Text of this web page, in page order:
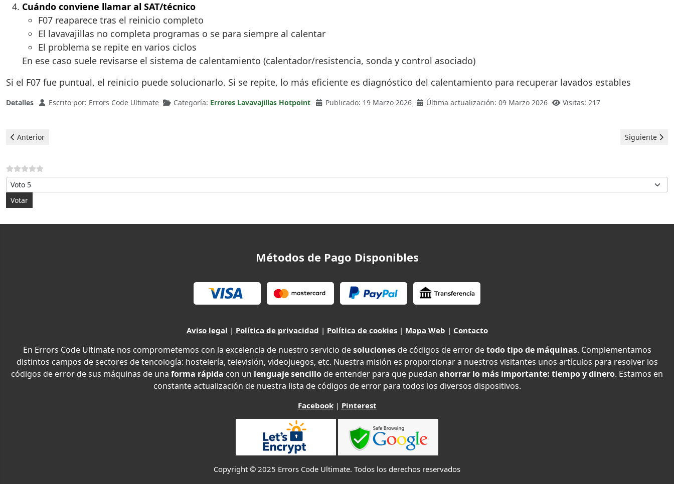
Cuándo conviene llamar al SAT/técnico
F07 reaparece tras el reinicio completo
El lavavajillas no completa programas o se para siempre al calentar
El problema se repite en varios ciclos
En ese caso suele revisarse el sistema de calentamiento (calentador/resistencia, sonda y control asociado)
Si el F07 fue puntual, el reinicio puede solucionarlo. Si se repite, lo más eficiente es diagnóstico del calentamiento para recuperar lavados estables
Detalles Escrito por: Errors Code Ultimate Categoría: Errores Lavavajillas Hotpoint Publicado: 19 Marzo 2026 Última actualización: 09 Marzo 2026 Visitas: 217
Artículo anterior: Hotpoint Lavavajillas - Error F10
Anterior Artículo
Siguiente
Por favor, vote
Métodos de Pago Disponibles
Aviso legal | Política de privacidad | Política de cookies| Mapa Web | Contacto
En Errors Code Ultimate nos comprometemos con la excelencia de nuestro servicio desoluciones de códigos de error detodo tipo de máquinas. Complementamos
distintos campos de sectores de tencología: hostelería, televisión, videojuegos, etc. Nuestra misión es proporcionar a nuestros visitantes unos artículos para resolver los
códigos de error de sus máquinas de una forma rápida con un lenguaje sencillo de entender para que puedan ahorrar lo más importante: tiempo y dinero. Estamos en
constante actualización de nuestra lista de códigos de error para todos los diversos dispositivos.
Facebook| Pinterest
Copyright © 2025 Errors Code Ultimate. Todos los derechos reservados